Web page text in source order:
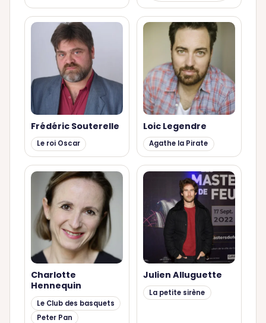
Frédéric Souterelle
Le roi Oscar
Loic Legendre
Agathe la Pirate
Charlotte
Hennequin
Le Club des basquets
Peter Pan
Julien Alluguette
La petite sirène